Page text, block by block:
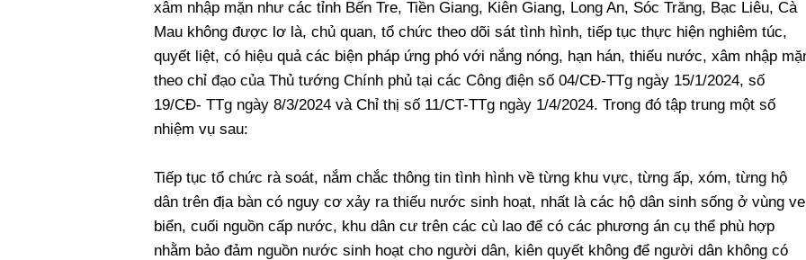
xâm nhập mặn như các tỉnh Bến Tre, Tiền Giang, Kiên Giang, Long An, Sóc Trăng, Bạc Liêu, Cà
Mau không được lơ là, chủ quan, tổ chức theo dõi sát tình hình, tiếp tục thực hiện nghiêm túc,
quyết liệt, có hiệu quả các biện pháp ứng phó với nắng nóng, hạn hán, thiếu nước, xâm nhập
theo chỉ đạo của Thủ tướng Chính phủ tại các Công điện số 04/CĐ-TTg ngày 15/1/2024, số
19/CĐ- TTg ngày 8/3/2024 và Chỉ thị số 11/CT-TTg ngày 1/4/2024. Trong đó tập trung một số
nhiệm vụ sau:
Tiếp tục tổ chức rà soát, nắm chắc thông tin tình hình về từng khu vực, từng ấp, xóm, từng hộ
dân trên địa bàn có nguy cơ xảy ra thiếu nước sinh hoạt, nhất là các hộ dân sinh sống ở vùng
biển, cuối nguồn cấp nước, khu dân cư trên các cù lao để có các phương án cụ thể phù hợp
nhằm bảo đảm nguồn nước sinh hoạt cho người dân, kiên quyết không để người dân không có